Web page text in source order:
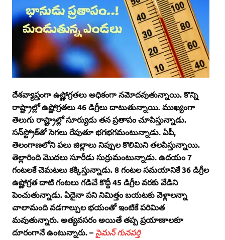
దేశవ్యాప్తంగా ఉష్ణోగ్రతలు అధికంగా నమోదవుతున్నాయి. కొన్ని
రాష్ట్రాల్లో ఉష్ణోగ్రతలు 46 డిగ్రీలు దాటుతున్నాయి. ముఖ్యంగా
తెలుగు రాష్ట్రాల్లో సూర్యుడు తన ప్రతాపం చూపిస్తున్నాడు.
సన్‌స్ట్రోక్‌తో సెగలు రేపుతూ భగభగమంటున్నాడు. ఏపీ,
తెలంగాణలోని పలు జిల్లాలు నిప్పుల కొలిమిని తలపిస్తున్నాయి.
తెల్లారింది మొదలు సూరీడు సుర్రుమంటున్నాడు. ఉదయం 7
గంటలకే చెమటలు కక్కిస్తున్నాడు. 8 గంటల సమయానికే 36 డిగ్రీల
ఉష్ణోగ్రత దాటి గంటలు గడిచే కొద్దీ 45 డిగ్రీల వరకు వేడిని
పెంచుతున్నాడు. ఏదైనా పని నిమిత్తం బయటకు వెళ్లాలన్నా
చాలామంది వడగాల్పుల భయంతో ఇంటికే పరిమిత
మవుతున్నారు. అత్యవసరం అయితే తప్ప ప్రయాణాలకూ
దూరంగానే ఉంటున్నారు. – సైమన్‌ గునపర్తి